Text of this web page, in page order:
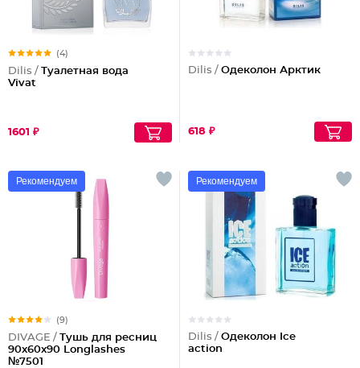
(4)
Dilis / Туалетная вода
Vivat
1601 ₽
Dilis / Одеколон Арктик
618 ₽
Рекомендуем
(9)
DIVAGE / Тушь для ресниц
90x60x90 Longlashes
№7501
Рекомендуем
Dilis / Одеколон Ice
action